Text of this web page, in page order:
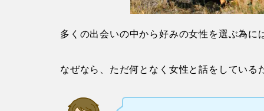
多くの出会いの中から好みの女性を選ぶ為
なぜなら、ただ何となく女性と話をしている